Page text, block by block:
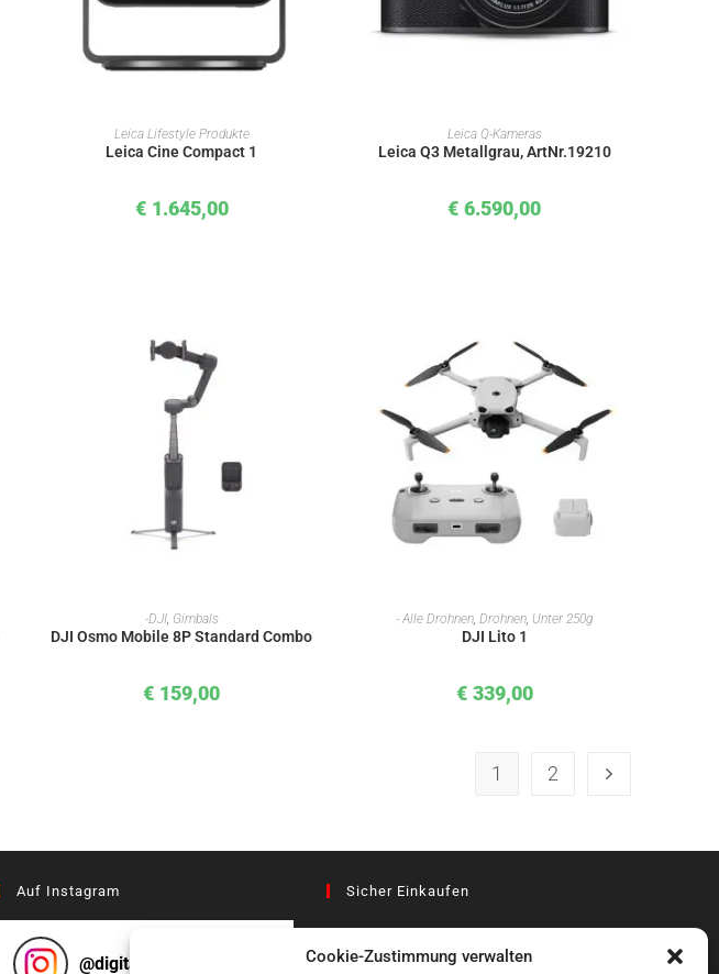
Cookie-Zustimmung verwalten
IN DEN WARENKORB
Leica Lifestyle Produkte
Leica Cine Compact 1
€ 1.645,00
IN DEN WARENKORB
Leica Q-Kameras
Leica Q3 Metallgrau, ArtNr.19210
€ 6.590,00
IN DEN WARENKORB
-DJI, Gimbals
DJI Osmo Mobile 8P Standard Combo
€ 159,00
IN DEN WARENKORB
- Alle Drohnen ,Drohnen Unter 250g
DJI Lito 1
€ 339,00
1 2
Auf Instagram
@digitalcameragraz
Sicher Einkaufen